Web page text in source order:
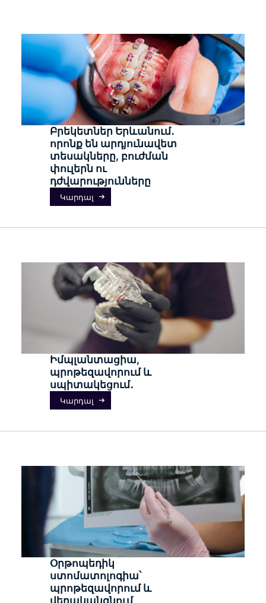
Բրեկետներ Երևանում․
որոնք են արդյունավետ
տեսակները, բուժման
փուլերն ու
դժվարությունները
Կարդալ
Իմպլանտացիա,
պրոթեզավորում և
սպիտակեցում․
Կարդալ
Օրթոպեդիկ
ստոմատոլոգիա՝
պրոթեզավորում և
վերականգնում